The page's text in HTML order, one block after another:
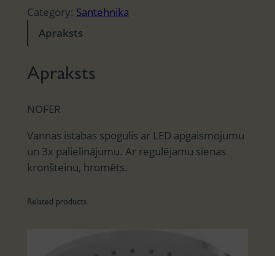
Category: Santehnika
Apraksts
Apraksts
NOFER
Vannas istabas spogulis ar LED apgaismojumu
un 3x palielinājumu. Ar regulējamu sienas
kronšteinu, hromēts.
Related products